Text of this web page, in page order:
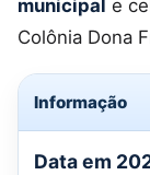
municipal e
Colônia Dona
Informação
Data em